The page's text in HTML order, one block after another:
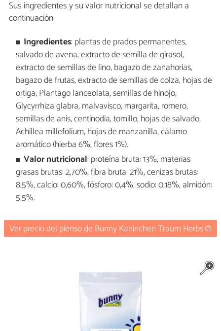
Sus ingredientes y su valor nutricional se detallan a
continuación:
Ingredientes: plantas de prados permanentes,
salvado de avena, extracto de semilla de girasol,
extracto de semillas de lino, bagazo de zanahorias,
bagazo de frutas, extracto de semillas de colza, hojas de
ortiga, Plantago lanceolata, semillas de hinojo,
Glycyrrhiza glabra, malvavisco, margarita, romero,
semillas de anís, centinodia, tomillo, hojas de salvado,
Achillea millefolium, hojas de manzanilla, cálamo
aromático (hierba 6%, flores 1%).
Valor nutricional: proteína bruta: 13%, materias
grasas brutas: 2,70%, fibra bruta: 21%, cenizas brutas:
8,5%, calcio: 0,60%, fósforo: 0,4%, sodio: 0,18%, almidón:
5,5%.
Ver precio del pienso de Bunny Kaninchen Traum Herbs ⧉